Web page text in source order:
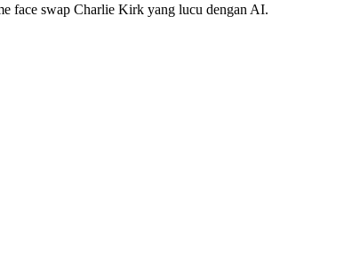
face swap Charlie Kirk yang lucu dengan AI.